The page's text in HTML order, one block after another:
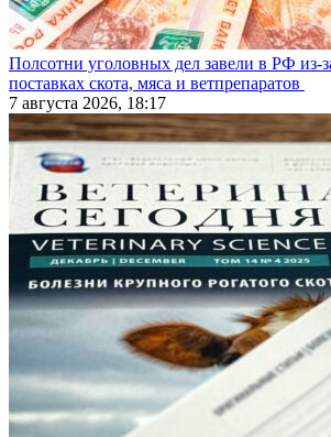
Полсотни уголовных дел завели в РФ из-
поставках скота, мяса и ветпрепаратов
7 августа 2026, 18:17